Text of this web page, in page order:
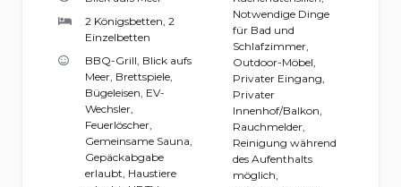
2 Königsbetten, 2
Einzelbetten
BBQ-Grill, Blick aufs
Meer, Brettspiele,
Bügeleisen, EV-
Wechsler,
Feuerlöscher,
Gemeinsame Sauna,
Gepäckabgabe
erlaubt, Haustiere
Notwendige Dinge
für Bad und
Schlafzimmer,
Outdoor-Möbel,
Privater Eingang,
Privater
Innenhof/Balkon,
Rauchmelder,
Reinigung während
des Aufenthalts
möglich,